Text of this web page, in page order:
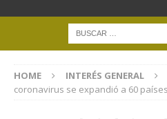
HOME INTERÉS GENERAL
coronavirus se expandió a 60 países